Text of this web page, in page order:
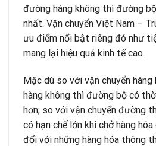
đường hàng không thì đường
nhất. Vận chuyển Việt Nam –
ưu điểm nổi bật riêng đó như
mang lại hiệu quả kinh tế cao.
Mặc dù so với vận chuyển
hàng không thì đường bộ có
hơn; so với vận chuyển đường
có hạn chế lớn khi chở hàng
đối với những hàng hóa thông